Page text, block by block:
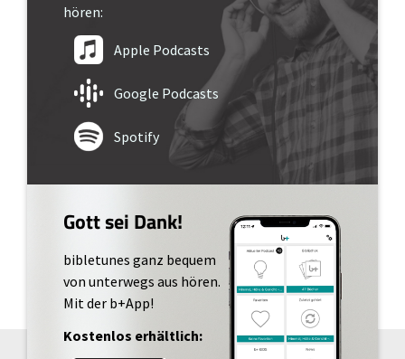
hören:
Apple Podcasts
Google Podcasts
Spotify
Gott sei Dank!
bibletunes ganz bequem
von unterwegs aus hören.
Mit der b+App!
Kostenlos erhältlich: